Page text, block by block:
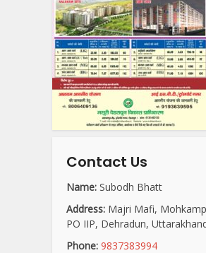
Contact Us
Name: Subodh Bhatt
Address: Majri Mafi,
PO IIP, Dehradun,
Phone: 9837383994